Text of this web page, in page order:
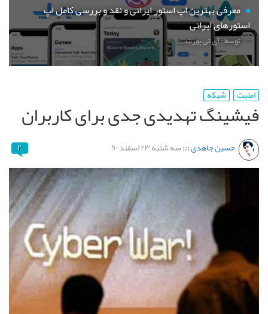
معرفی بهترین اپ استور ایرانی و نقد و بررسی کامل اپ
استورهای ایرانی
توسط : آی تی پورت
امنیت شبکه
فیشینگ تهدیدی جدی برای کاربران
حسین جاهدی:::سه شنبه ۲۳ اسفند ۹۰ ۲